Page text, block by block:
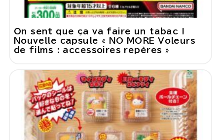
On sent que ça va faire un tabac !
Nouvelle capsule « NO MORE Voleurs
de films : accessoires repères »